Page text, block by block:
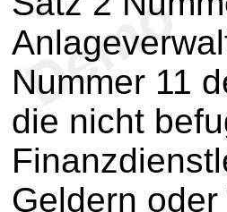
Nummer 11
die nicht
Geldern